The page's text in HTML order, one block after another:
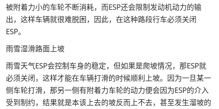
被附着力小的车轮不断消耗，而ESP还会限制发动机动力的输
出，这样车辆就很难脱困，因此，在这种路段行车必须关闭
ESP。
雨雪湿滑路面上坡
雨雪天气ESP会控制车身的稳定，但如果是爬坡情况，那ESP就
必须关闭，这样才能在车辆打滑的时候顺利上坡。因为一旦某一
侧车轮打滑，那另一侧有附着力车轮的动力便会因为ESP的介入
受到制约，结果就是本该上去的坡反而上不去，甚至发生溜坡的